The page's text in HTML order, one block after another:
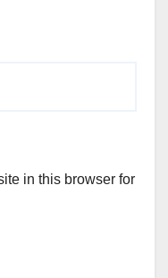
in this browser for